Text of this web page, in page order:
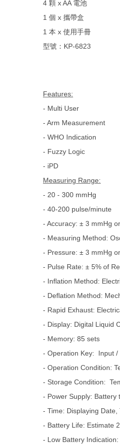
4 顆 x AA 電池
1 個 x 攜帶盒
1 本 x 使用手冊
型號：KP-6823
Features:
- Multi User
- Arm Measurement
- WHO Indication
- Fuzzy Logic
- iPD
Measuring Range:
- 20 - 300 mmHg
- 40-200 pulse/minute
- Accuracy: ± 3 mmHg
- Measuring Method:
- Pressure: ± 3 mmHg
- Pulse Rate: ± 5% of
- Inflation Method:
- Deflation Method:
- Rapid Exhaust:
- Display: Digital Liquid
- Memory: 85 sets
- Operation Key: Input /
- Operation Condition:
- Storage Condition:
- Power Supply: Battery
- Time: Displaying Date,
- Battery Life: Estimate
- Low Battery